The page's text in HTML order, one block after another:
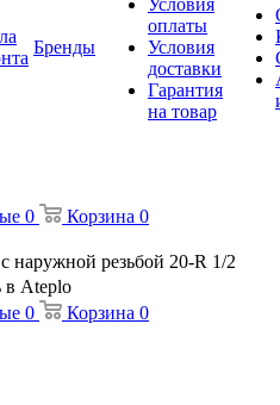
Бренды
Условия
оплаты
Условия
доставки
Гарантия
на товар
0 Корзина 0
резьбой 20-R 1/2
в Ateplo
0 Корзина 0